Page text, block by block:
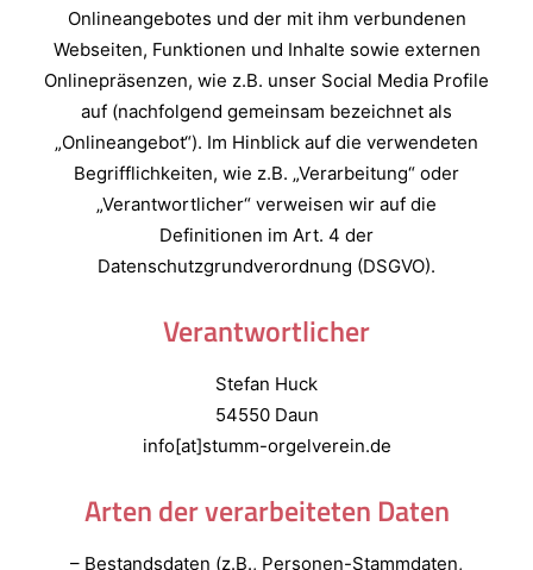
Onlineangebotes und der mit ihm verbundenen
Webseiten, Funktionen und Inhalte sowie externen
Onlinepräsenzen, wie z.B. unser Social Media Profile
auf (nachfolgend gemeinsam bezeichnet als
„Onlineangebot“). Im Hinblick auf die verwendeten
Begrifflichkeiten, wie z.B. „Verarbeitung“ oder
„Verantwortlicher“ verweisen wir auf die
Definitionen im Art. 4 der
Datenschutzgrundverordnung (DSGVO).
Verantwortlicher
Stefan Huck
54550 Daun
info[at]stumm-orgelverein.de
Arten der verarbeiteten Daten
– Bestandsdaten (z.B., Personen-Stammdaten,